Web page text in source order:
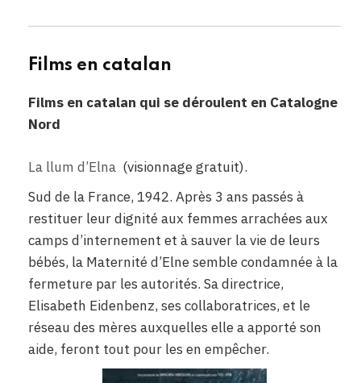
Films en catalan
Films en catalan qui se déroulent en Catalogne
Nord
La llum d’Elna (visionnage gratuit).
Sud de la France, 1942. Après 3 ans passés à
restituer leur dignité aux femmes arrachées aux
camps d’internement et à sauver la vie de leurs
bébés, la Maternité d’Elne semble condamnée à la
fermeture par les autorités. Sa directrice,
Elisabeth Eidenbenz, ses collaboratrices, et le
réseau des mères auxquelles elle a apporté son
aide, feront tout pour les en empêcher.